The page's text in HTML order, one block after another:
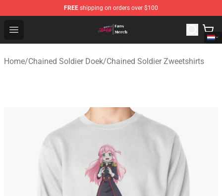
FREE shipping on orders over $100
Open menu
Chained Soldier Store - Official Chained Soldier
Home/Chained Soldier Doek/Chained Soldier Zweetshirts